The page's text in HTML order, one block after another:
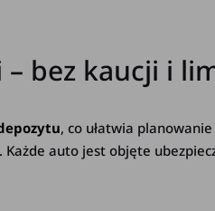
– bez kaucji i
, co ułatwia
. Każde auto jest objęte